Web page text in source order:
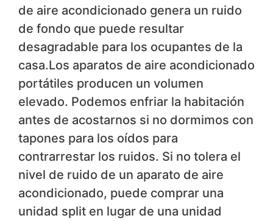
de aire acondicionado genera un ruido
de fondo que puede resultar
desagradable para los ocupantes de la
casa.Los aparatos de aire acondicionado
portátiles producen un volumen
elevado. Podemos enfriar la habitación
antes de acostarnos si no dormimos con
tapones para los oídos para
contrarrestar los ruidos. Si no tolera el
nivel de ruido de un aparato de aire
acondicionado, puede comprar una
unidad split en lugar de una unidad